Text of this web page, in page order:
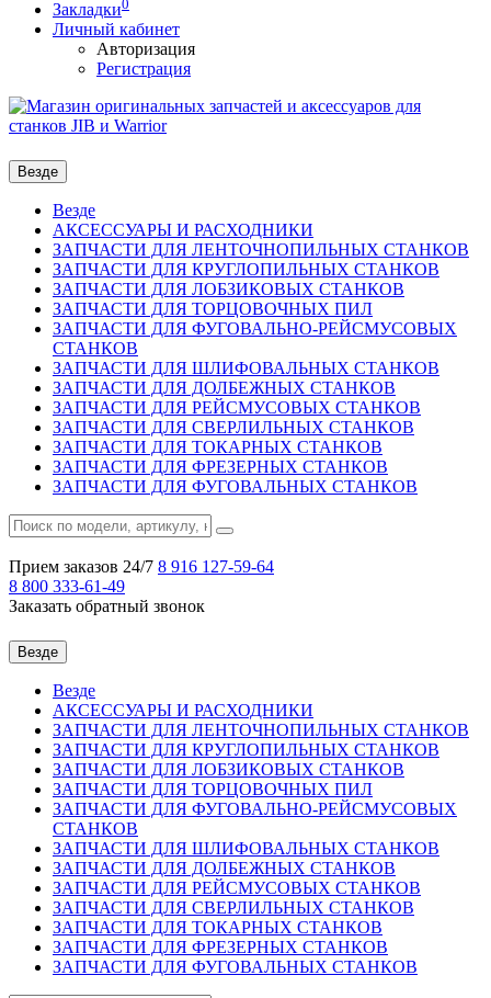
Закладки0
Личный кабинет
Авторизация
Регистрация
Везде
Везде
АКСЕССУАРЫ И РАСХОДНИКИ
ЗАПЧАСТИ ДЛЯ ЛЕНТОЧНОПИЛЬНЫХ СТАНКОВ
ЗАПЧАСТИ ДЛЯ КРУГЛОПИЛЬНЫХ СТАНКОВ
ЗАПЧАСТИ ДЛЯ ЛОБЗИКОВЫХ СТАНКОВ
ЗАПЧАСТИ ДЛЯ ТОРЦОВОЧНЫХ ПИЛ
ЗАПЧАСТИ ДЛЯ ФУГОВАЛЬНО-РЕЙСМУСОВЫХ
СТАНКОВ
ЗАПЧАСТИ ДЛЯ ШЛИФОВАЛЬНЫХ СТАНКОВ
ЗАПЧАСТИ ДЛЯ ДОЛБЕЖНЫХ СТАНКОВ
ЗАПЧАСТИ ДЛЯ РЕЙСМУСОВЫХ СТАНКОВ
ЗАПЧАСТИ ДЛЯ СВЕРЛИЛЬНЫХ СТАНКОВ
ЗАПЧАСТИ ДЛЯ ТОКАРНЫХ СТАНКОВ
ЗАПЧАСТИ ДЛЯ ФРЕЗЕРНЫХ СТАНКОВ
ЗАПЧАСТИ ДЛЯ ФУГОВАЛЬНЫХ СТАНКОВ
Прием заказов 24/7 8 916 127-59-64
8 800 333-61-49
Заказать обратный звонок
Везде
Везде
АКСЕССУАРЫ И РАСХОДНИКИ
ЗАПЧАСТИ ДЛЯ ЛЕНТОЧНОПИЛЬНЫХ СТАНКОВ
ЗАПЧАСТИ ДЛЯ КРУГЛОПИЛЬНЫХ СТАНКОВ
ЗАПЧАСТИ ДЛЯ ЛОБЗИКОВЫХ СТАНКОВ
ЗАПЧАСТИ ДЛЯ ТОРЦОВОЧНЫХ ПИЛ
ЗАПЧАСТИ ДЛЯ ФУГОВАЛЬНО-РЕЙСМУСОВЫХ
СТАНКОВ
ЗАПЧАСТИ ДЛЯ ШЛИФОВАЛЬНЫХ СТАНКОВ
ЗАПЧАСТИ ДЛЯ ДОЛБЕЖНЫХ СТАНКОВ
ЗАПЧАСТИ ДЛЯ РЕЙСМУСОВЫХ СТАНКОВ
ЗАПЧАСТИ ДЛЯ СВЕРЛИЛЬНЫХ СТАНКОВ
ЗАПЧАСТИ ДЛЯ ТОКАРНЫХ СТАНКОВ
ЗАПЧАСТИ ДЛЯ ФРЕЗЕРНЫХ СТАНКОВ
ЗАПЧАСТИ ДЛЯ ФУГОВАЛЬНЫХ СТАНКОВ